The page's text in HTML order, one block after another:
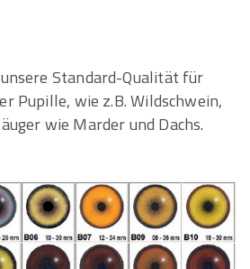
Standard-Qualität für
Pupille, wie z.B. Wildschwein,
wie Marder und Dachs.